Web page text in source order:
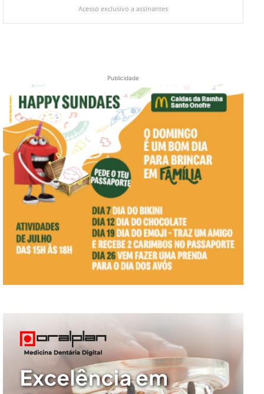
Acesso exclusivo a assinantes
Publicidade